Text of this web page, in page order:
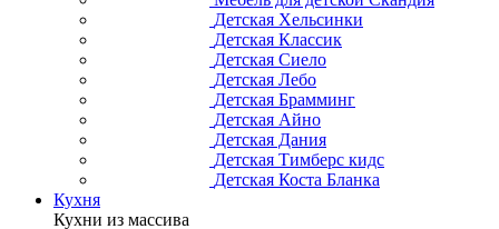
Детская Хельсинки
Детская Классик
Детская Сиело
Детская Лебо
Детская Брамминг
Детская Айно
Детская Дания
Детская Тимберс кидс
Детская Коста Бланка
Кухня
Кухни из массива